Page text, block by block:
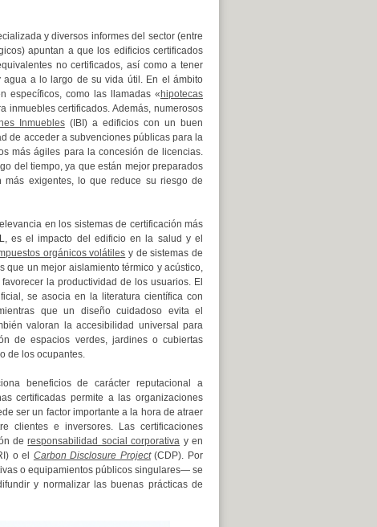
y diversos informes del sector (entre
apuntan a que los edificios certificados
no certificados, así como a tener
agua a lo largo de su vida útil. En el ámbito
específicos, como las llamadas « hipotecas
inmuebles certificados. Además, numerosos
Inmuebles(IBI) a edificios con un buen
de acceder a subvenciones públicas para la
más ágiles para la concesión de licencias.
del tiempo, ya que están mejor preparados
más exigentes, lo que reduce su riesgo de
en los sistemas de certificación más
es el impacto del edificio en la salud y el
orgánicos volátiles y de sistemas de
que un mejor aislamiento térmico y acústico,
la productividad de los usuarios. El
se asocia en la literatura científica con
que un diseño cuidadoso evita el
valoran la accesibilidad universal para
de espacios verdes, jardines o cubiertas
de los ocupantes.
beneficios de carácter reputacional a
certificadas permite a las organizaciones
ser un factor importante a la hora de atraer
clientes e inversores. Las certificaciones
deresponsabilidad social corporativa y en
o el Carbon Disclosure Project(CDP). Por
o equipamientos públicos singulares— se
y normalizar las buenas prácticas de